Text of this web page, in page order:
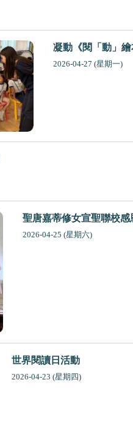
凝動《閱「動」
2026-04-27 (星期一)
聖唐嘉蒂修女宣聖聯校感
2026-04-25 (星期六)
世界閱讀日活動
2026-04-23 (星期四)